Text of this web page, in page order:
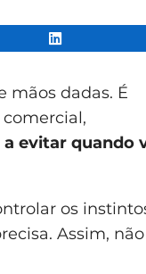
mãos dadas. É
a evitar quando
os
Assim, não